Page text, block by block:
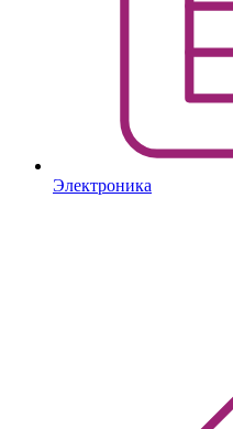
Электроника